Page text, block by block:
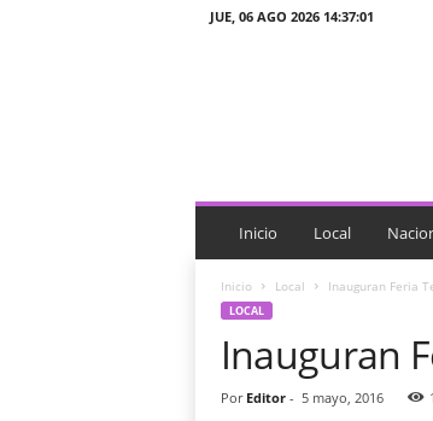
JUE, 06 AGO 2026 14:37:01
c
a
Inicio Local
Inicio Local Inauguran Feria
LOCAL
Inauguran
Por Editor- 5 mayo, 2016